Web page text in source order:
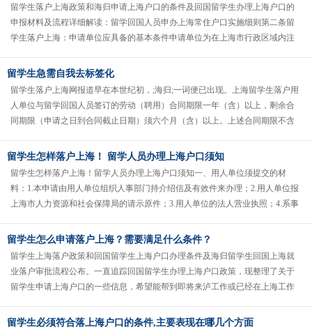
留学生落户上海政策和海归申请上海户口的条件及回国留学生办理上海户口的
申报材料及流程详细解读：留学回国人员申办上海常住户口实施细则第二条留
学生落户上海：申请单位应具备的基本条件申请单位为在上海市行政区域内注
留学生急需自我去标签化
留学生落户上海网报道早在本世纪初，;海归;一词便已出现。上海留学生落户用
人单位与留学回国人员签订的劳动（聘用）合同期限一年（含）以上，剩余合
同期限（申请之日到合同截止日期）须六个月（含）以上。上述合同期限不含
留学生怎样落户上海！ 留学人员办理上海户口须知
留学生怎样落户上海！留学人员办理上海户口须知一、用人单位须提交的材
料：1.本申请由用人单位组织人事部门持介绍信及有效件来办理；2.用人单位报
上海市人力资源和社会保障局的请示原件；3.用人单位的法人营业执照；4.系事
留学生怎么申请落户上海？需要满足什么条件？
留学生上海落户政策和回国留学生上海户口办理条件及海归留学生回国上海就
业落户审批流程公布。一直追踪回国留学生办理上海户口政策，现整理了关于
留学生申请上海户口的一些信息，希望能帮到即将来泸工作或已经在上海工作
留学生必须符合落上海户口的条件,主要表现在哪几个方面